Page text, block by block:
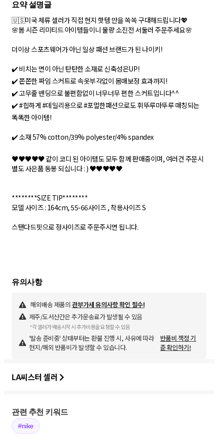
요약 설명글
🇺🇸미국 체류 셀러가 직접 현지 핫템 만을 쏙쏙 구대해드립니다💖
🌸봄 시즌 리미티드 아이템들이니 물량 소진전 서둘러 주문주세요🌸
더이상 스포츠웨어가 아닌 일상 패션 브랜드가 된 나이키!
✔️ 비치는 면이 아닌 탄탄한 소재로 신축성은UP!
✔️ 쫀쫀한 짜임 스커트로 속옷부각없이 몸매보정 효과까지!
✔️ 고무줄 밴딩으로 불편함없이 너무너무 편한 스커트입니다^^
✔️ #힙하게 #데일리용으로 #포멀한패션으로도 휘뚜루마뚜루 매칭되는
똑똑한 아이템!
✔️ 소재 57% cotton/39% polyester/4% spandex
♥️♥️♥️♥️♥️ 같이 코디 된 아이템도 모두 함께 판매중이며, 여러건 주문시
별도 사은품 동봉 되십니다 : ) ♥️♥️♥️♥️♥️
********SIZE TIP********
모델 사이즈 : 164cm, 55-66사이즈 , 착용사이즈 S
스탠다드핏으로 정사이즈로 주문주시면 됩니다.
유의사항
해외배송 제품의 관부가세 유의사항 확인 필수!
제주/도서산간은 추가운송료가 발생될 수 있음
*각 셀러가 배송시작 시 추가비용을 요청할 수 있음
'발송 준비중' 상태부터는 환불 진행 시, 사유에 따라
현지/해외 반품비가 발생할 수 있습니다.
반품비 책정 기
준 확인하기!
LA씨스터 셀러
관련 추천 키워드
#nike